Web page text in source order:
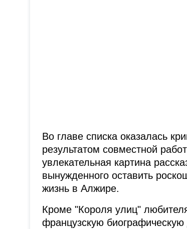
Во главе списка оказалась
результатом совместной
увлекательная картина
вынужденного оставить
жизнь в Алжире.
Кроме "Короля улиц"
французскую